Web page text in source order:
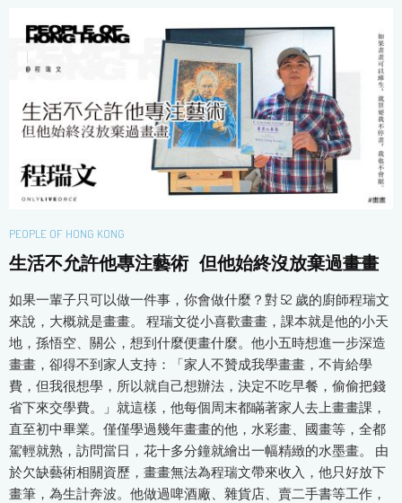
PEOPLE OF HONG KONG
生活不允許他專注藝術 但他始終沒放棄過畫畫
如果一輩子只可以做一件事，你會做什麼？對 52 歲的廚師程瑞文
來說，大概就是畫畫。 程瑞文從小喜歡畫畫，課本就是他的小天
地，孫悟空、關公，想到什麼便畫什麼。他小五時想進一步深造
畫畫，卻得不到家人支持：「家人不贊成我學畫畫，不肯給學
費，但我很想學，所以就自己想辦法，決定不吃早餐，偷偷把錢
省下來交學費。」就這樣，他每個周末都瞞著家人去上畫畫課，
直至初中畢業。僅僅學過幾年畫畫的他，水彩畫、國畫等，全都
駕輕就熟，訪問當日，花十多分鐘就繪出一幅精緻的水墨畫。 由
於欠缺藝術相關資歷，畫畫無法為程瑞文帶來收入，他只好放下
畫筆，為生計奔波。他做過啤酒廠、雜貨店、賣二手書等工作，